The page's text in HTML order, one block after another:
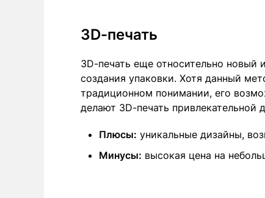
3D-печать
3D-печать еще относительно новый
создания упаковки. Хотя данный
традиционном понимании, его
делают 3D-печать
Плюсы: уникальные дизайны,
Минусы: высокая цена на